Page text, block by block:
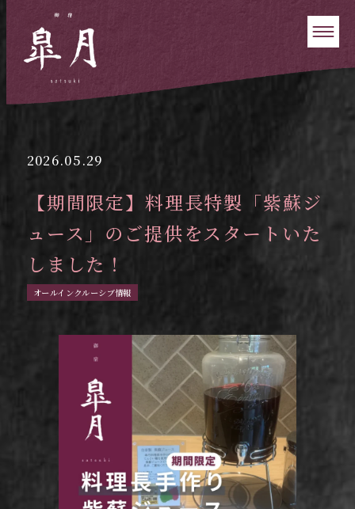
2026.05.29
【期間限定】料理長特製「紫蘇ジ
ュース」のご提供をスタートいた
しました！
オールインクルーシブ情報